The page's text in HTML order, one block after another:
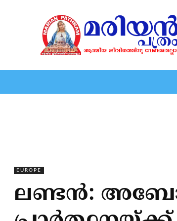
EUROPE
ലണ്ടന്‍: